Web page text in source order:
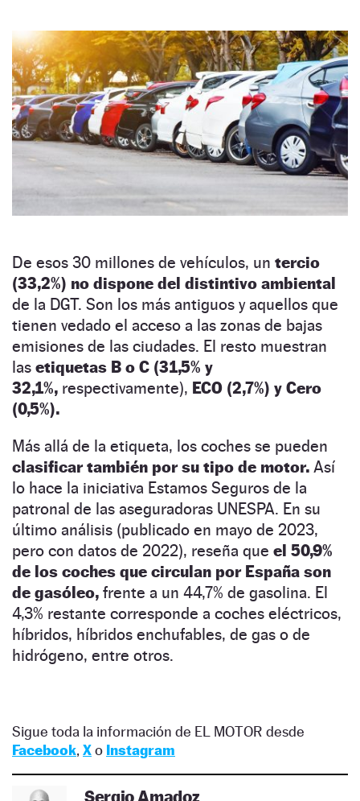
De esos 30 millones de vehículos, un tercio
(33,2%) no dispone del distintivo ambiental
de la DGT. Son los más antiguos y aquellos que
tienen vedado el acceso a las zonas de bajas
emisiones de las ciudades. El resto muestran
las etiquetas B o C (31,5% y
32,1%, respectivamente), ECO (2,7%) y Cero
(0,5%).
Más allá de la etiqueta, los coches se pueden
clasificar también por su tipo de motor. Así
lo hace la iniciativa Estamos Seguros de la
patronal de las aseguradoras UNESPA. En su
último análisis (publicado en mayo de 2023,
pero con datos de 2022), reseña que el 50,9%
de los coches que circulan por España son
de gasóleo, frente a un 44,7% de gasolina. El
4,3% restante corresponde a coches eléctricos,
híbridos, híbridos enchufables, de gas o de
hidrógeno, entre otros.
Sigue toda la información de EL MOTOR desde
Facebook, Xo Instagram
Sergio Amadoz